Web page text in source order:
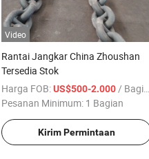
Video
Rantai Jangkar China Zhoushan
Tersedia Stok
Harga FOB:US$500-2.000 / Bagian
Pesanan Minimum: 1 Bagian
Kirim Permintaan